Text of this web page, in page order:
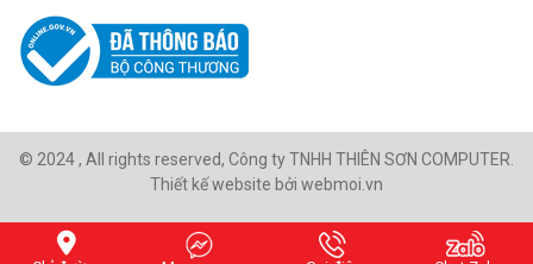
© 2024 , All rights reserved, Công ty TNHH THIÊN SƠN COMPUTER.
Thiết kế website bởi webmoi.vn